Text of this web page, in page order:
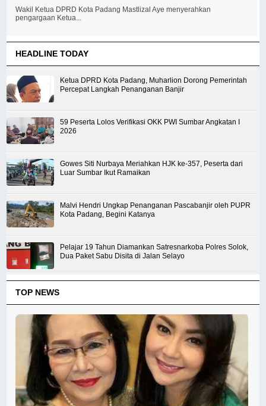
Wakil Ketua DPRD Kota Padang Mastlizal Aye menyerahkan
pengargaan Ketua...
HEADLINE TODAY
Ketua DPRD Kota Padang, Muharlion Dorong Pemerintah
Percepat Langkah Penanganan Banjir
59 Peserta Lolos Verifikasi OKK PWI Sumbar Angkatan I
2026
Gowes Siti Nurbaya Meriahkan HJK ke-357, Peserta dari
Luar Sumbar Ikut Ramaikan
Malvi Hendri Ungkap Penanganan Pascabanjir oleh PUPR
Kota Padang, Begini Katanya
Pelajar 19 Tahun Diamankan Satresnarkoba Polres Solok,
Dua Paket Sabu Disita di Jalan Selayo
TOP NEWS